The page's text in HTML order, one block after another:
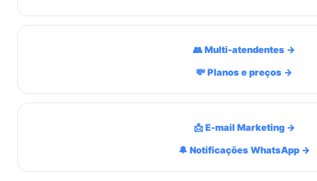
👥 Multi-atendentes →
💸 Planos e preços →
📩 E-mail Marketing →
🔔 Notificações WhatsApp →